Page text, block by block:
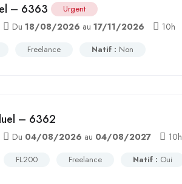
– 6363 Urgent
Du18/08/2026 au17/11/2026 10h
Freelance Natif : Non
– 6362
Du 04/08/2026 au 04/08/2027 10h
FL200 Freelance Natif : Oui